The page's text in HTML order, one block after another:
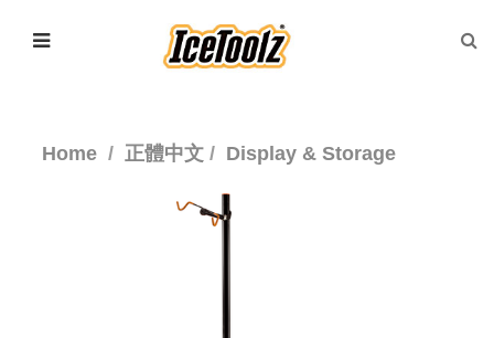
Home 正體中文 Display & Storage